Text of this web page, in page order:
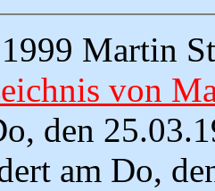
Martin
von
den
am Do,